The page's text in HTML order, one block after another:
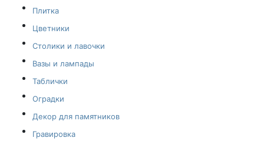
Плитка
Цветники
Столики и лавочки
Вазы и лампады
Таблички
Оградки
Декор для памятников
Гравировка